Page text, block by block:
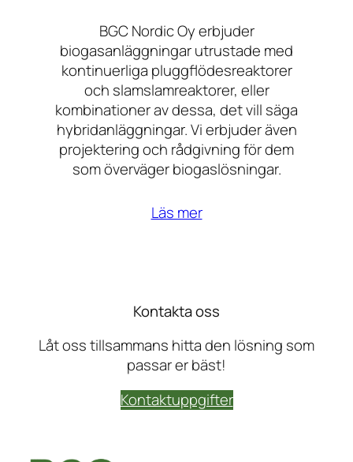
BGC Nordic Oy erbjuder
biogasanläggningar utrustade med
kontinuerliga pluggflödesreaktorer
och slamslamreaktorer, eller
kombinationer av dessa, det vill säga
hybridanläggningar. Vi erbjuder även
projektering och rådgivning för dem
som överväger biogaslösningar.
Läs mer
Kontakta oss
Låt oss tillsammans hitta den lösning som
passar er bäst!
Kontaktuppgifter